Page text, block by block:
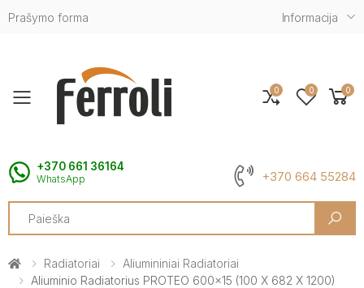
Prašymo forma Informacija
Toggle mobile menu
+370 661 36164
WhatsApp +370 664 55284
Search
0 0 0
Radiatoriai
Aliumininiai Radiatoriai
Aliuminio Radiatorius PROTEO 600x15 (100 X 682 X 1200)